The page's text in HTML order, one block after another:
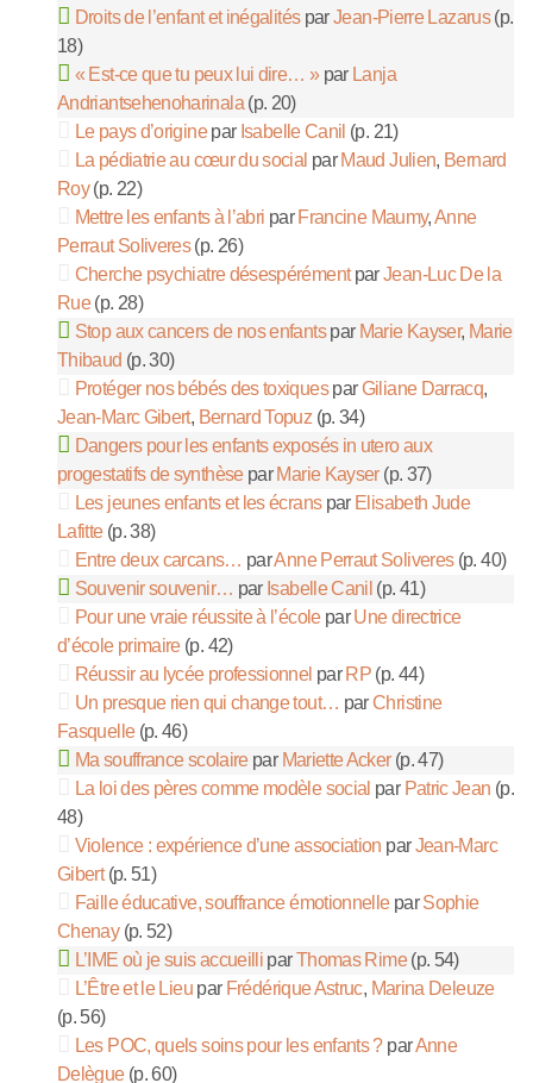
Droits de l’enfant et inégalités parJean-Pierre Lazarus(p.
18)
« Est-ce que tu peux lui dire… » par Lanja
Andriantsehenoharinala(p. 20)
Le pays d’origine par Isabelle Canil (p. 21)
La pédiatrie au cœur du social par Maud Julien, Bernard
Roy(p. 22)
Mettre les enfants à l’abri par Francine Maumy,Anne
Perraut Soliveres(p. 26)
Cherche psychiatre désespérément parJean-Luc De la
Rue(p. 28)
Stop aux cancers de nos enfants par Marie Kayser, Marie
Thibaud (p. 30)
Protéger nos bébés des toxiques parGiliane Darracq,
Jean-Marc Gibert, Bernard Topuz (p. 34)
Dangers pour les enfants exposés in utero aux
progestatifs de synthèse par Marie Kayser(p. 37)
Les jeunes enfants et les écrans par Elisabeth Jude
Lafitte(p. 38)
Entre deux carcans… parAnne Perraut Soliveres(p. 40)
Souvenir souvenir… par Isabelle Canil (p. 41)
Pour une vraie réussite à l’école parUne directrice
d’école primaire(p. 42)
Réussir au lycée professionnel par RP (p. 44)
Un presque rien qui change tout… parChristine
Fasquelle(p. 46)
Ma souffrance scolaire par Mariette Acker(p. 47)
La loi des pères comme modèle social par Patric Jean (p.
48)
Violence : expérience d’une association parJean-Marc
Gibert(p. 51)
Faille éducative, souffrance émotionnelle parSophie
Chenay(p. 52)
L’IME où je suis accueilli parThomas Rime(p. 54)
L’Être et le Lieu par Frédérique Astruc, Marina Deleuze
(p. 56)
Les POC, quels soins pour les enfants ? parAnne
Delègue(p. 60)